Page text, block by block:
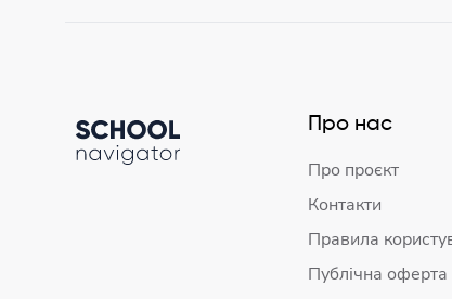
Про нас
Про проєкт
Контакти
Правила
Публічна